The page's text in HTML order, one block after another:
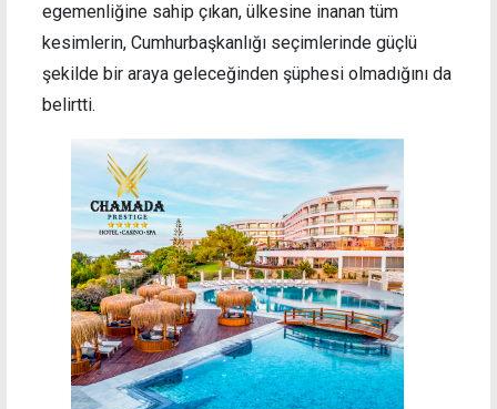
egemenliğine sahip çıkan, ülkesine inanan tüm
kesimlerin, Cumhurbaşkanlığı seçimlerinde güçlü
şekilde bir araya geleceğinden şüphesi olmadığını da
belirtti.